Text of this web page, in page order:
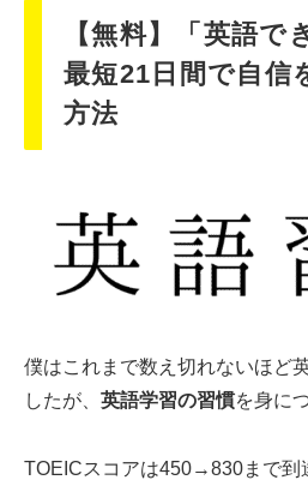
【無料】「英語で
最短21日間で自信
方法
僕はこれまで数え切れないほど
したが、 英語学習の習慣を身に
TOEICスコアは450→830まで到